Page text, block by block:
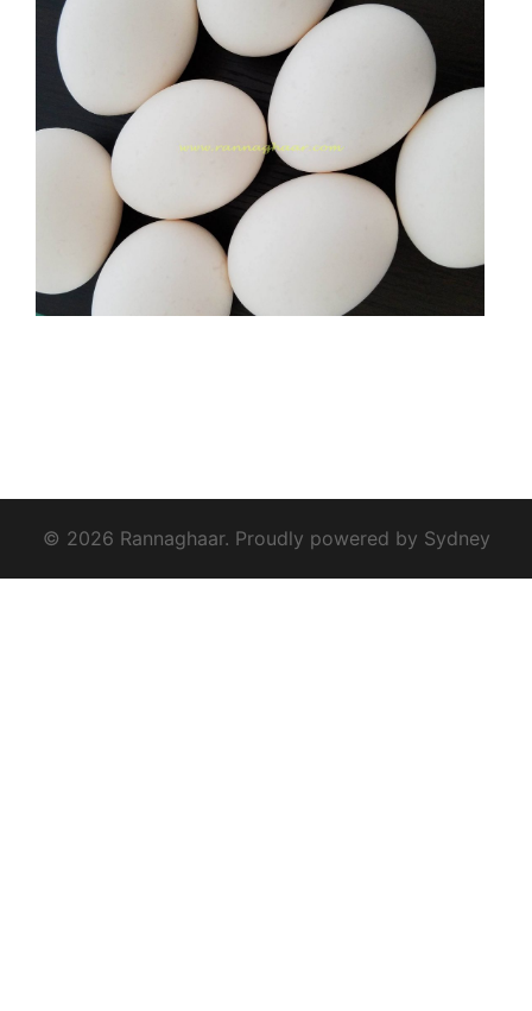
© 2026 Rannaghaar. Proudly powered by Sydney